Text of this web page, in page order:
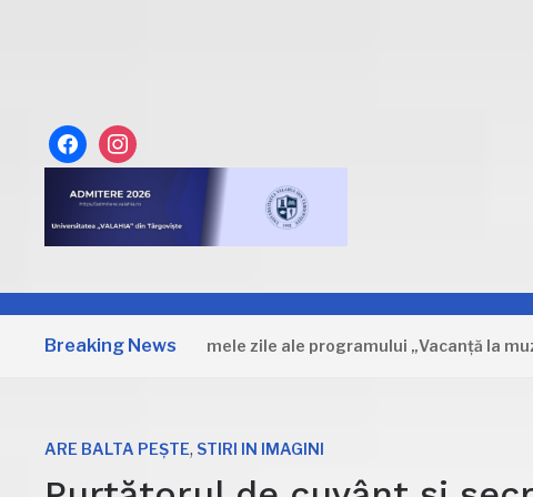
facebookinstagram
Breaking News
Dâmbovița: Primele zile ale programului „Vacanță la muzeu”
ARE BALTA PEȘTE, STIRI IN IMAGINI